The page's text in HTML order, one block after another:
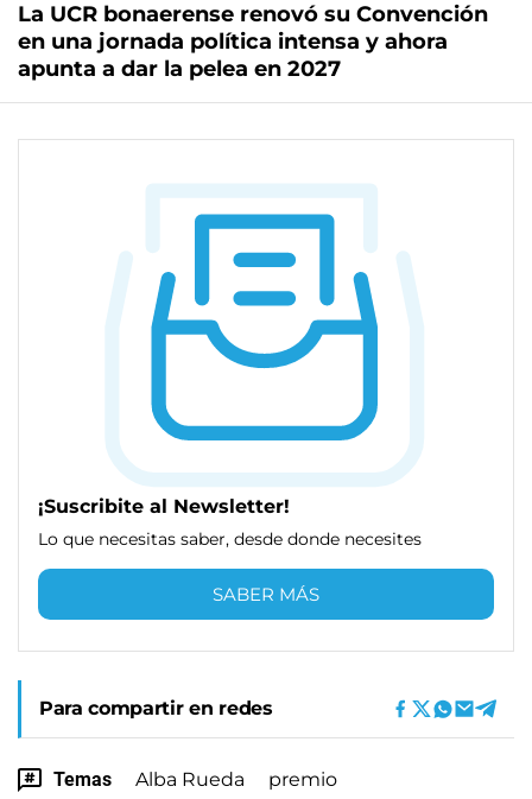
La UCR bonaerense renovó su Convención
en una jornada política intensa y ahora
apunta a dar la pelea en 2027
¡Suscribite al Newsletter!
Lo que necesitas saber, desde donde necesites
SABER MÁS
Para compartir en redes
Temas Alba Rueda premio